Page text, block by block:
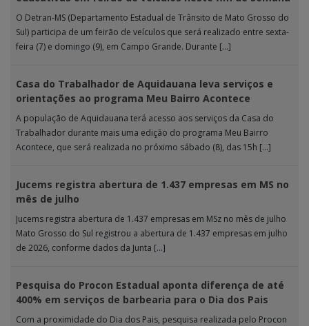
O Detran-MS (Departamento Estadual de Trânsito de Mato Grosso do
Sul) participa de um feirão de veículos que será realizado entre sexta-
feira (7) e domingo (9), em Campo Grande. Durante […]
Casa do Trabalhador de Aquidauana leva serviços e
orientações ao programa Meu Bairro Acontece
A população de Aquidauana terá acesso aos serviços da Casa do
Trabalhador durante mais uma edição do programa Meu Bairro
Acontece, que será realizada no próximo sábado (8), das 15h […]
Jucems registra abertura de 1.437 empresas em MS no
mês de julho
Jucems registra abertura de 1.437 empresas em MSz no mês de julho
Mato Grosso do Sul registrou a abertura de 1.437 empresas em julho
de 2026, conforme dados da Junta […]
Pesquisa do Procon Estadual aponta diferença de até
400% em serviços de barbearia para o Dia dos Pais
Com a proximidade do Dia dos Pais, pesquisa realizada pelo Procon